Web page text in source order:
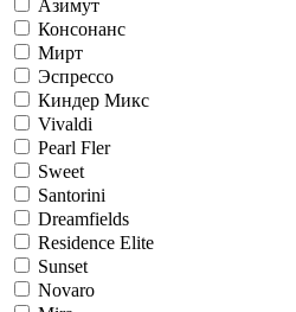
Азимут
Консонанс
Мирт
Эспрессо
Киндер Микс
Vivaldi
Pearl Fler
Sweet
Santorini
Dreamfields
Residence Elite
Sunset
Novaro